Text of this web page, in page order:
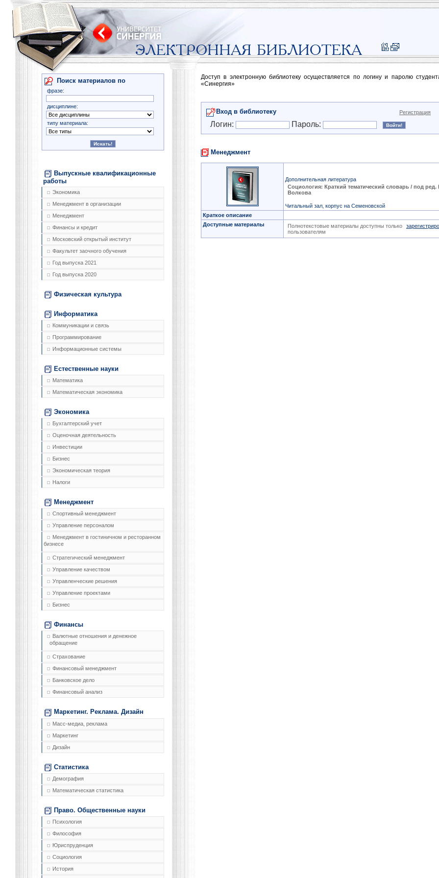
Поиск материалов по
фразе:
дисциплине:
типу материала:
Выпускные квалификационные
работы
Экономика
Менеджмент в организации
Менеджмент
Финансы и кредит
Московский открытый институт
Факультет заочного обучения
Год выпуска 2021
Год выпуска 2020
Физическая культура
Информатика
Коммуникации и связь
Программирование
Информационные системы
Естественные науки
Математика
Математическая экономика
Экономика
Бухгалтерский учет
Оценочная деятельность
Инвестиции
Бизнес
Экономическая теория
Налоги
Менеджмент
Спортивный менеджмент
Управление персоналом
Менеджмент в гостиничном и ресторанном
бизнесе
Стратегический менеджмент
Управление качеством
Управленческие решения
Управление проектами
Бизнес
Финансы
Валютные отношения и денежное
обращение
Страхование
Финансовый менеджмент
Банковское дело
Финансовый анализ
Маркетинг. Реклама. Дизайн
Масс-медиа, реклама
Маркетинг
Дизайн
Статистика
Демография
Математическая статистика
Право. Общественные науки
Психология
Философия
Юриспруденция
Социология
История
Доступ в электронную библиотеку осуществляется по логину и паролю
«Синергия»
Вход в библиотеку Регистрация
Логин: Пароль:
Менеджмент
Дополнительная литература
Социология: Краткий тематический словарь / под ред.
Волкова
Читальный зал, корпус на Семеновской
Краткое описание
Доступные материалы
Полнотекстовые материалы доступны только
пользователям